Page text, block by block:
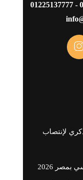
لإنتصاب
2026